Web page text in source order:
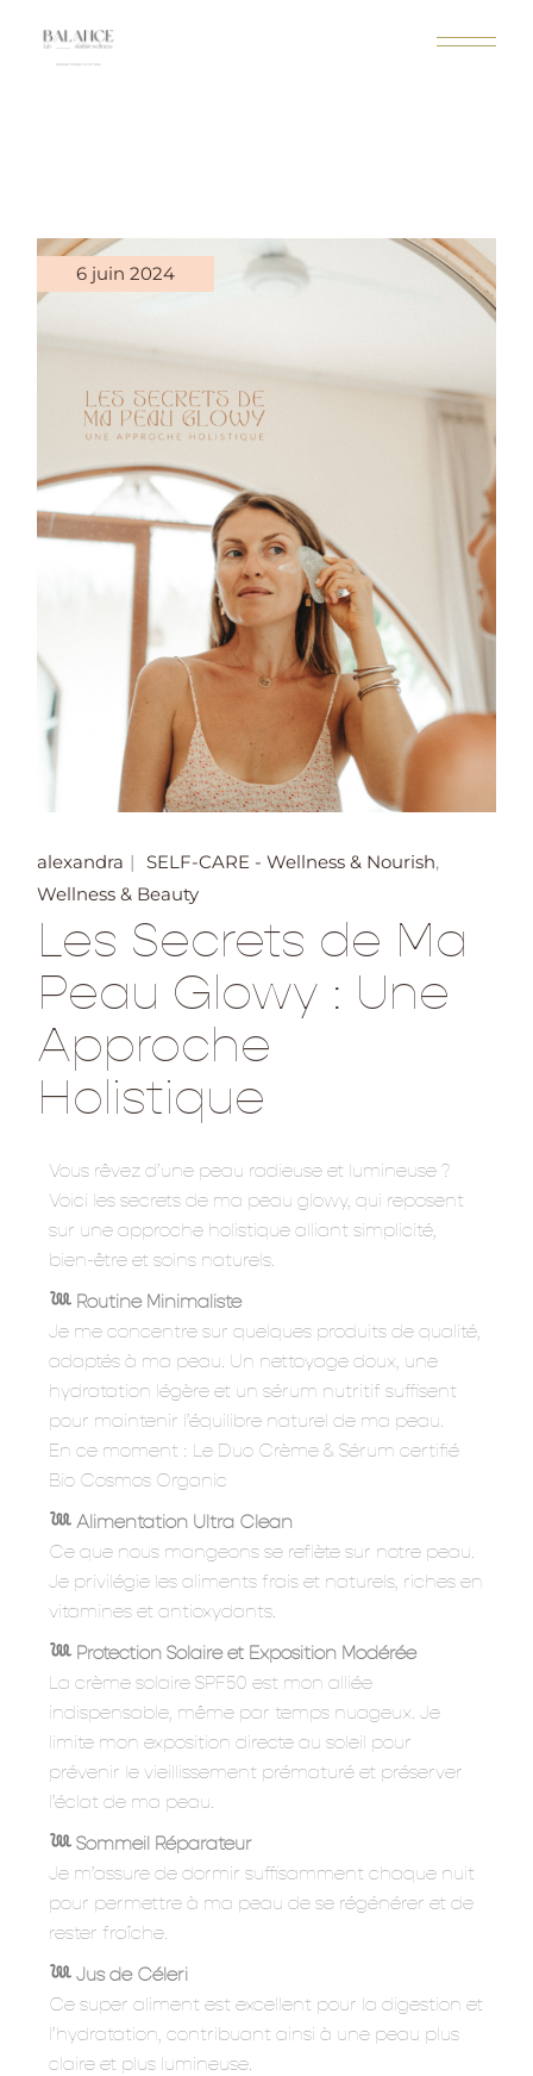
6 juin 2024
alexandra
SELF-CARE - Wellness & Nourish
Wellness & Beauty
Les Secrets de Ma
Peau Glowy : Une
Approche
Holistique
Vous rêvez d’une peau radieuse et lumineuse ?
Voici les secrets de ma peau glowy, qui reposent
sur une approche holistique alliant simplicité,
bien-être et soins naturels.
𓆙 Routine Minimaliste
Je me concentre sur quelques produits de qualité,
adaptés à ma peau. Un nettoyage doux, une
hydratation légère et un sérum nutritif suffisent
pour maintenir l’équilibre naturel de ma peau.
En ce moment : Le Duo Crème & Sérum certifié
Bio Cosmos Organic
𓆙 Alimentation Ultra Clean
Ce que nous mangeons se reflète sur notre peau.
Je privilégie les aliments frais et naturels, riches en
vitamines et antioxydants.
𓆙 Protection Solaire et Exposition Modérée
La crème solaire SPF50 est mon alliée
indispensable, même par temps nuageux. Je
limite mon exposition directe au soleil pour
prévenir le vieillissement prématuré et préserver
l’éclat de ma peau.
𓆙 Sommeil Réparateur
Je m’assure de dormir suffisamment chaque nuit
pour permettre à ma peau de se régénérer et de
rester fraîche.
𓆙 Jus de Céleri
Ce super aliment est excellent pour la digestion et
l’hydratation, contribuant ainsi à une peau plus
claire et plus lumineuse.